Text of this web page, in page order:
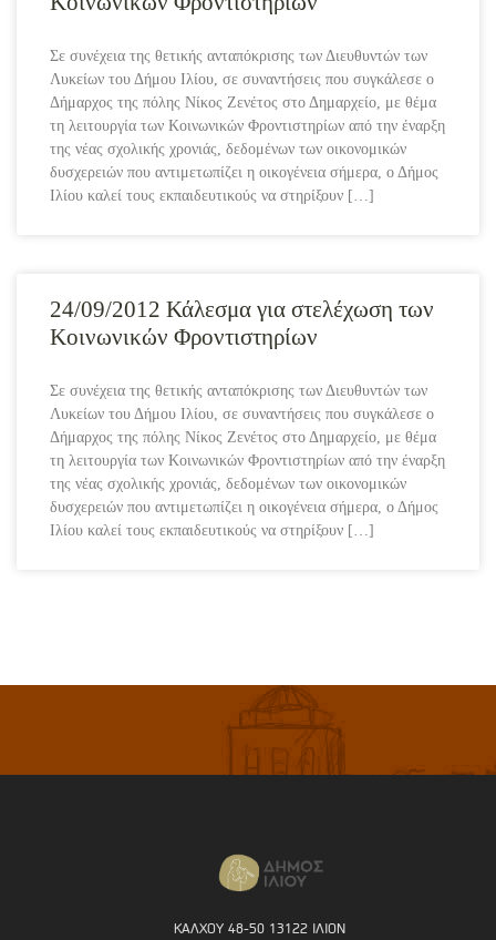
Σε συνέχεια της θετικής ανταπόκρισης των Διευθυντών των
Λυκείων του Δήμου Ιλίου, σε συναντήσεις που συγκάλεσε ο
Δήμαρχος της πόλης Νίκος Ζενέτος στο Δημαρχείο, με θέμα
τη λειτουργία των Κοινωνικών Φροντιστηρίων από την έναρξη
της νέας σχολικής χρονιάς, δεδομένων των οικονομικών
δυσχερειών που αντιμετωπίζει η οικογένεια σήμερα, ο Δήμος
Ιλίου καλεί τους εκπαιδευτικούς να στηρίξουν […]
24/09/2012 Κάλεσμα για στελέχωση των
Κοινωνικών Φροντιστηρίων
Σε συνέχεια της θετικής ανταπόκρισης των Διευθυντών των
Λυκείων του Δήμου Ιλίου, σε συναντήσεις που συγκάλεσε ο
Δήμαρχος της πόλης Νίκος Ζενέτος στο Δημαρχείο, με θέμα
τη λειτουργία των Κοινωνικών Φροντιστηρίων από την έναρξη
της νέας σχολικής χρονιάς, δεδομένων των οικονομικών
δυσχερειών που αντιμετωπίζει η οικογένεια σήμερα, ο Δήμος
Ιλίου καλεί τους εκπαιδευτικούς να στηρίξουν […]
ΚΑΛΧΟΥ 48-50 13122 ΙΛΙΟΝ